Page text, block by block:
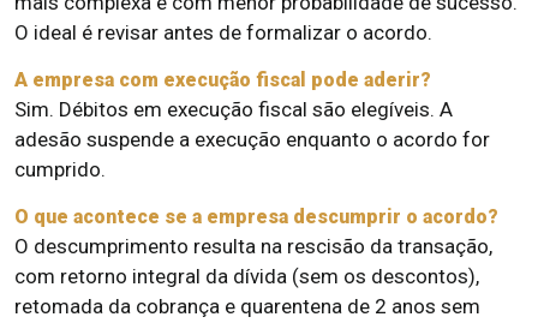
O ideal é revisar antes de formalizar o acordo.
A empresa com execução fiscal pode aderir?
Sim. Débitos em execução fiscal são elegíveis. A
adesão suspende a execução enquanto o acordo for
cumprido.
O que acontece se a empresa descumprir o acordo?
O descumprimento resulta na rescisão da transação,
com retorno integral da dívida (sem os descontos),
retomada da cobrança e quarentena de 2 anos sem